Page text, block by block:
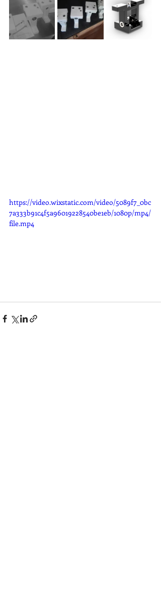
https://video.wixstatic.com/video/5089f7_0bc
7a333b91c4f5a96019228540be1eb/1080p/mp4/
file.mp4